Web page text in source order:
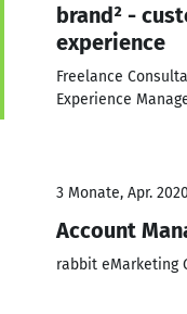
brand² -
experience
Freelance
Experience
3 Monate, Apr.
Account
rabbit eMarketing